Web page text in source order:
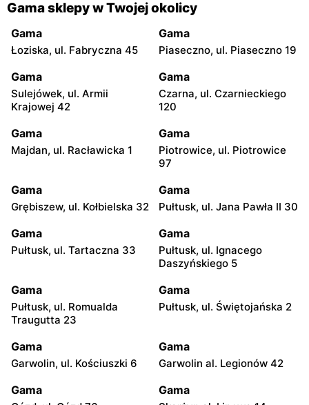
Gama sklepy w Twojej okolicy
Gama
Łoziska, ul. Fabryczna 45
Gama
Piaseczno, ul. Piaseczno 19
Gama
Sulejówek, ul. Armii
Krajowej 42
Gama
Czarna, ul. Czarnieckiego
120
Gama
Majdan, ul. Racławicka 1
Gama
Piotrowice, ul. Piotrowice
97
Gama
Grębiszew, ul. Kołbielska 32
Gama
Pułtusk, ul. Jana Pawła II 30
Gama
Pułtusk, ul. Tartaczna 33
Gama
Pułtusk, ul. Ignacego
Daszyńskiego 5
Gama
Pułtusk, ul. Romualda
Traugutta 23
Gama
Pułtusk, ul. Świętojańska 2
Gama
Garwolin, ul. Kościuszki 6
Gama
Garwolin al. Legionów 42
Gama Gama